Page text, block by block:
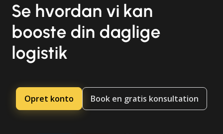
Se hvordan vi kan
booste din daglige
logistik
Opret konto Book en gratis konsultation